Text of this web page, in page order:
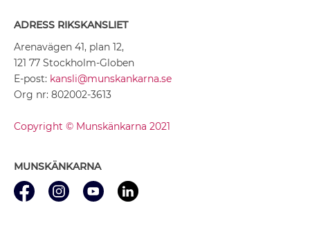
ADRESS RIKSKANSLIET
Arenavägen 41, plan 12,
121 77 Stockholm-Globen
E-post: kansli@munskankarna.se
Org nr: 802002-3613
Copyright © Munskänkarna 2021
MUNSKÄNKARNA